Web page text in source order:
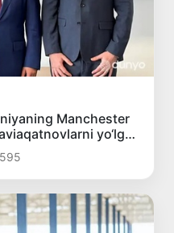
Manchester
yo‘lga
595